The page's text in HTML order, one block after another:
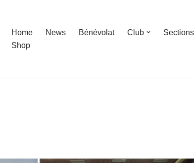
Home News Bénévolat Club Sections
Shop